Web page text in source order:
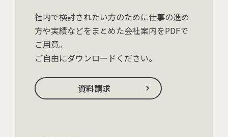
社内で検討されたい方のために仕事の進め
方や実績などをまとめた会社案内をPDFで
ご用意。
ご自由にダウンロードください。
資料請求